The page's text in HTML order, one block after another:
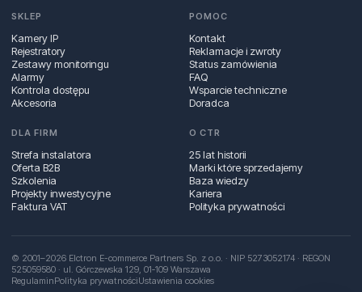
SKLEP
Kamery IP
Rejestratory
Zestawy monitoringu
Alarmy
Kontrola dostępu
Akcesoria
POMOC
Kontakt
Reklamacje i zwroty
Status zamówienia
FAQ
Wsparcie techniczne
Doradca
DLA FIRM
Strefa instalatora
Oferta B2B
Szkolenia
Projekty inwestycyjne
Faktura VAT
O CTR
25 lat historii
Marki które sprzedajemy
Baza wiedzy
Kariera
Polityka prywatności
© 2001–2026 Elctron E-commerce Partners Sp. z o.o. · NIP 5273052174 · REGON
525059580 · ul. Górczewska 129, 01‑109 Warszawa
RegulaminPolityka prywatnościUstawienia cookies